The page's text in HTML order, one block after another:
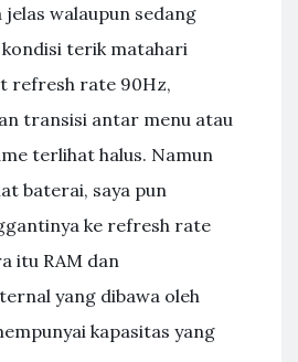
walaupun sedang
terik matahari
refresh rate 90Hz,
transisi antar menu atau
terlihat halus. Namun
baterai, saya pun
ke refresh rate
itu RAM dan
yang dibawa oleh
kapasitas yang